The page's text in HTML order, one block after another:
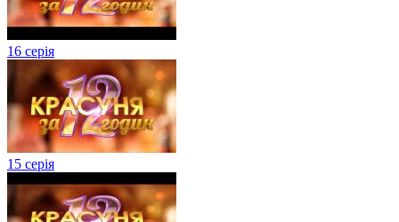
16 серія
15 серія